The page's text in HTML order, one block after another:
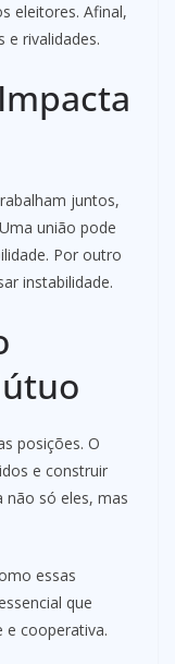
eleitores. Afinal,
e rivalidades.
juntos,
união pode
Por outro
instabilidade.
posições. O
e construir
não só eles, mas
essas
que
e cooperativa.